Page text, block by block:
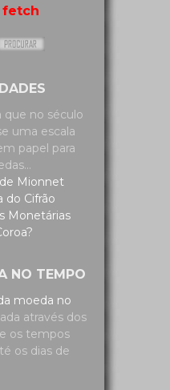
fetch
que no século
uma escala
papel para
Mionnet
do Cifrão
Monetárias
NO TEMPO
moeda no
através dos
os tempos
os dias de